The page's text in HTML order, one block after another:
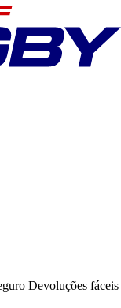
Devoluções fáceis